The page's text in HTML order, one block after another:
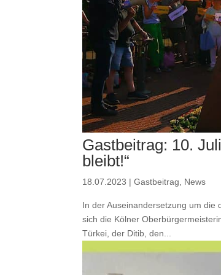
Gastbeitrag: 10.
bleibt!“
18.07.2023 |Gastbeitrag News
In der Auseinandersetzung um die
sich die Kölner
Türkei, der Ditib, den...